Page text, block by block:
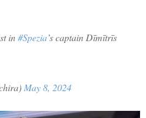
in#Spezia’s captain Dīmītrīs
May 8, 2024